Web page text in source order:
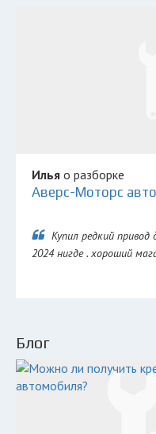
Илья о разборке
Аверс-Моторс
Купил редкий
2024 нигде . хороший
Блог